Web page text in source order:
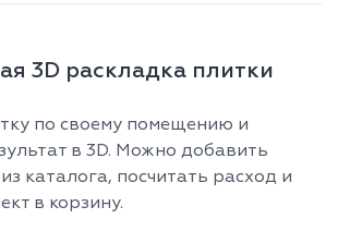
3D раскладка плитки
по своему помещению и
в 3D. Можно добавить
каталога, посчитать расход и
в корзину.